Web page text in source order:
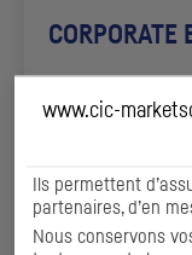
CORPORATE
d’investissement
DÉCOUVRIR
www.cic-
Ils permettent
partenaires, d’en
Nous conservons